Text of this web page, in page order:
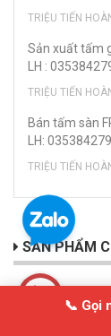
TRIỆU TIẾN
Sản xuất tấm
LH :
TRIỆU TIẾN
Bán tấm sàn
LH:
TRIỆU TIẾN
SẢN PHẨM
📞 Gọi